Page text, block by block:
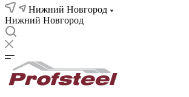
Нижний Новгород
Нижний Новгород